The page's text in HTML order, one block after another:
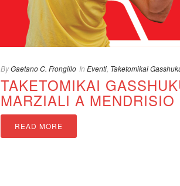
ByGaetano C. Frongillo In Eventi Taketomikai
TAKETOMIKAI
MARZIALI A MENDRISIO
READ MORE